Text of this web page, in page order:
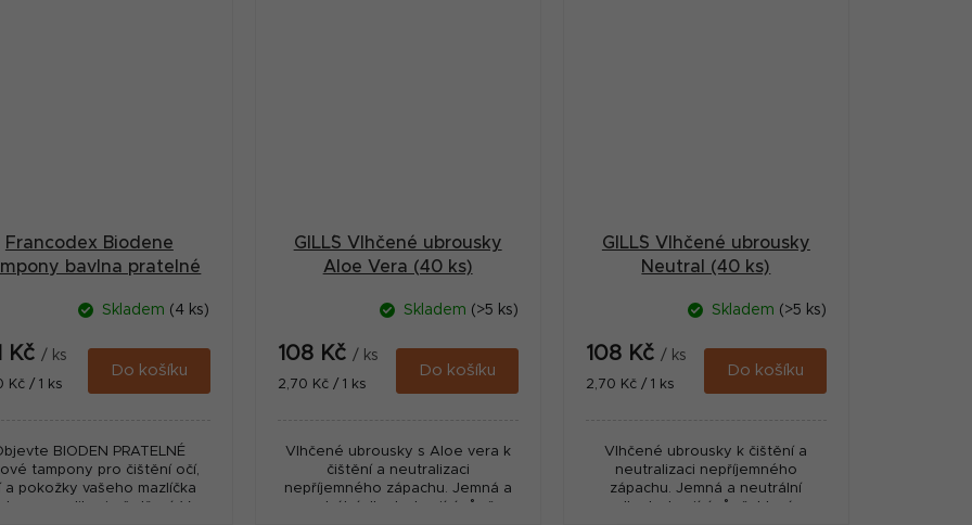
Francodex Biodene
bavlna pratelné
Skladem (4 ks)
Kč / ks
Kč / 1 ks
Do košíku
BIODEN PRATELNÉ
tampony pro čištění očí,
a pokožky vašeho mazlíčka
pro aplikaci ošetření. V
GILL´S Vlhčené ubrousky
Aloe Vera (40 ks)
Skladem (>5 ks)
108 Kč / ks
Měrná
2,70 Kč / 1 ks
Do košíku
Vlhčené ubrousky s Aloe vera k
čištění a neutralizaci
nepříjemného zápachu. Jemná a
neutrální dlouhotrvající vůně,
GILL´S Vlhčené ubrousky
Neutral (40 ks)
Skladem (>5 ks)
108 Kč / ks
Měrná
2,70 Kč / 1 ks
Do košíku
Vlhčené ubrousky k čištění a
neutralizaci nepříjemného
zápachu. Jemná a neutrální
dlouhotrvající vůně, která